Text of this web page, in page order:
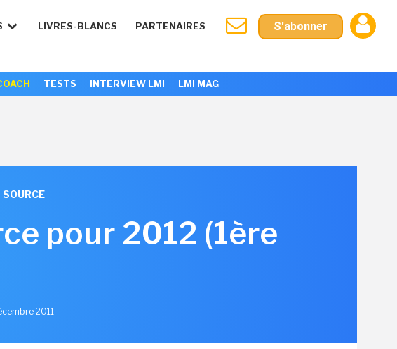
LIVRES-BLANCS PARTENAIRES S'abonner
TESTS INTERVIEW LMI LMI MAG
SOURCE
pour 2012 (1ère
2011